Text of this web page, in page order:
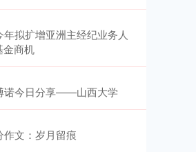
拟扩增亚洲主经纪业务人
金商机
诺今日分享——山西大学
文：岁月留痕